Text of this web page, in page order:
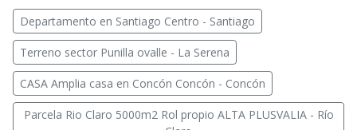
Departamento en Santiago Centro - Santiago
Terreno sector Punilla ovalle - La Serena
CASA Amplia casa en Concón Concón - Concón
Parcela Rio Claro 5000m2 Rol propio ALTA PLUSVALIA - Río